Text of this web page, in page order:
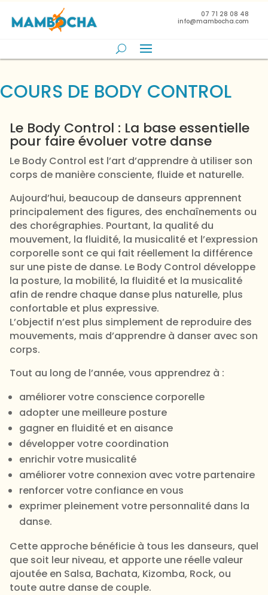
07 71 28 08 48
info@mambocha.com
COURS DE BODY CONTROL
Le Body Control : La base essentielle
pour faire évoluer votre danse
Le Body Control est l’art d’apprendre à utiliser son
corps de manière consciente, fluide et naturelle.
Aujourd’hui, beaucoup de danseurs apprennent
principalement des figures, des enchaînements ou
des chorégraphies. Pourtant, la qualité du
mouvement, la fluidité, la musicalité et l’expression
corporelle sont ce qui fait réellement la différence
sur une piste de danse. Le Body Control développe
la posture, la mobilité, la fluidité et la musicalité
afin de rendre chaque danse plus naturelle, plus
confortable et plus expressive.
L’objectif n’est plus simplement de reproduire des
mouvements, mais d’apprendre à danser avec son
corps.
Tout au long de l’année, vous apprendrez à :
améliorer votre conscience corporelle
adopter une meilleure posture
gagner en fluidité et en aisance
développer votre coordination
enrichir votre musicalité
améliorer votre connexion avec votre partenaire
renforcer votre confiance en vous
exprimer pleinement votre personnalité dans la
danse.
Cette approche bénéficie à tous les danseurs, quel
que soit leur niveau, et apporte une réelle valeur
ajoutée en Salsa, Bachata, Kizomba, Rock, ou
toute autre danse de couple.